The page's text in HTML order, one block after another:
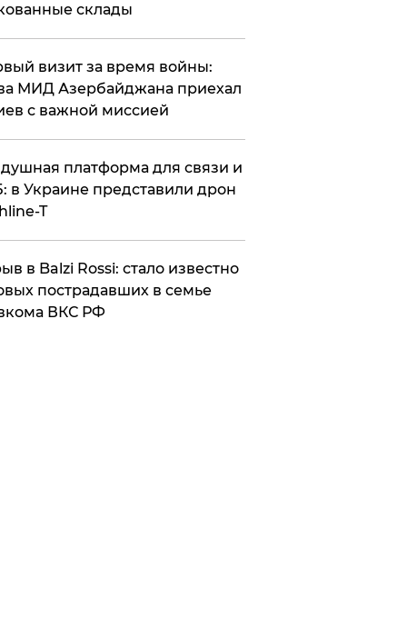
склады
визит за время войны:
МИД Азербайджана приехал
с важной миссией
платформа для связи и
в Украине представили дрон
T
в Balzi Rossi: стало известно
пострадавших в семье
ВКС РФ